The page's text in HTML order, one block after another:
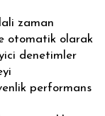
zaman
otomatik olarak
denetimler
performans